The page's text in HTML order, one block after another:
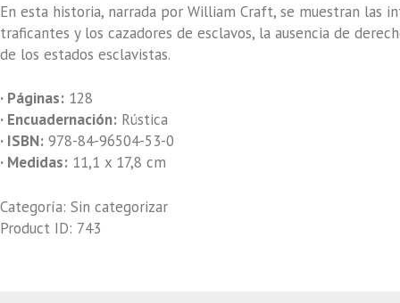
En esta historia, narrada por William Craft, se muestran las
traficantes y los cazadores de esclavos, la ausencia de
de los estados esclavistas.
· Páginas: 128
· Encuadernación: Rústica
· ISBN: 978-84-96504-53-0
· Medidas: 11,1 x 17,8 cm
Categoría: Sin categorizar
Product ID: 743